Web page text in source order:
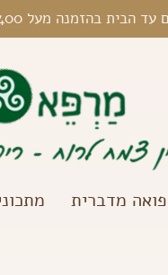
הבית בהזמנה מעל 400ש"ח
מדברית